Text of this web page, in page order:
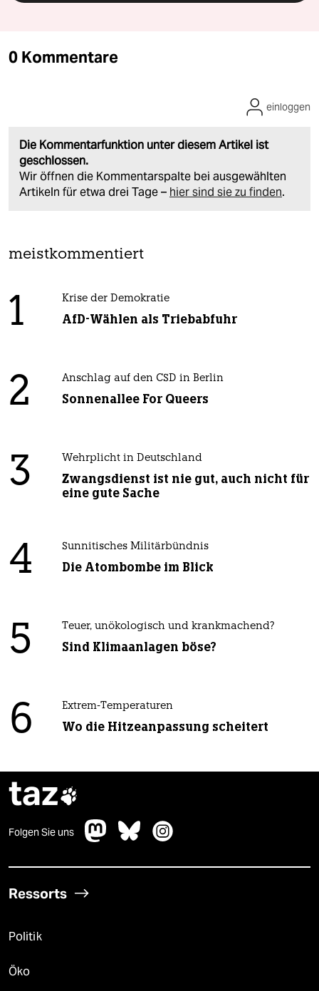
0 Kommentare
Die Kommentarfunktion unter diesem Artikel ist
geschlossen.
Wir öffnen die Kommentarspalte bei ausgewählten
Artikeln für etwa drei Tage – hier sind sie zu finden.
einloggen
meistkommentiert
1 Krise der Demokratie
AfD-Wählen als Triebabfuhr
2 Anschlag auf den CSD in Berlin
Sonnenallee For Queers
3 Wehrplicht in Deutschland
Zwangsdienst ist nie gut, auch nicht für
eine gute Sache
4 Sunnitisches Militärbündnis
Die Atombombe im Blick
5 Teuer, unökologisch und krankmachend?
Sind Klimaanlagen böse?
6 Extrem-Temperaturen
Wo die Hitzeanpassung scheitert
taz
Folgen Sie uns
Ressorts
Politik
Öko